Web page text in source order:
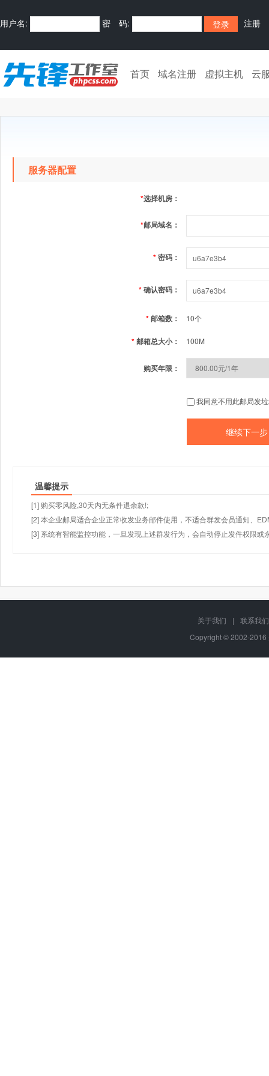
用户名: 密 码: 注册
首页 域名注册 虚拟主机 云
服务器配置
*选择机房：
*邮局域名：
*密码：
*确认密码：
*邮箱数： 10个
*邮箱总大小： 100M
购买年限：
我同意不用此邮局发
温馨提示
[1] 购买零风险,30天内无条件退余款!;
[2] 本企业邮局适合企业正常收发业务邮件使用，不适合群发会员通知、
[3] 系统有智能监控功能，一旦发现上述群发行为，会自动停止发件权限或
关于我们 |
联系我们
Copyright © 2002-